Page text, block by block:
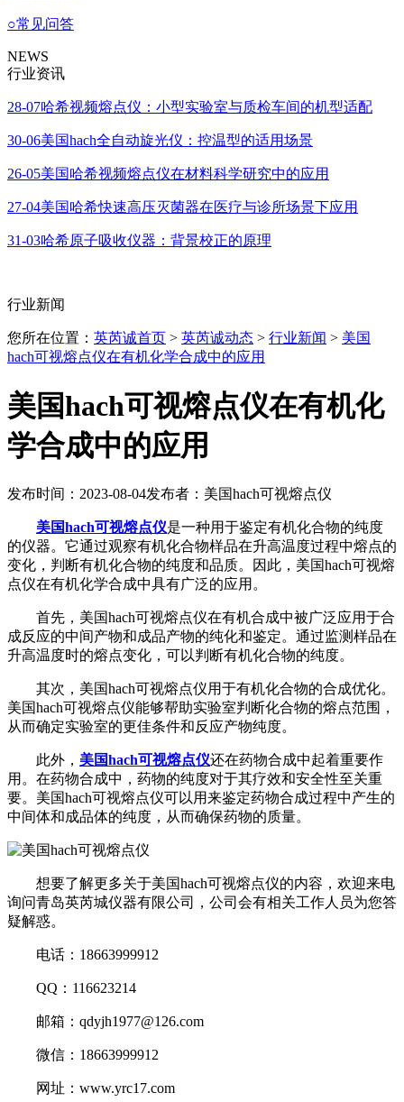
○常见问答
NEWS
行业资讯
28-07哈希视频熔点仪：小型实验室与质检车间的机型适配
30-06美国hach全自动旋光仪：控温型的适用场景
26-05美国哈希视频熔点仪在材料科学研究中的应用
27-04美国哈希快速高压灭菌器在医疗与诊所场景下应用
31-03哈希原子吸收仪器：背景校正的原理
行业新闻
您所在位置： 英芮诚首页 > 英芮诚动态 > 行业新闻 > 美国
hach可视熔点仪在有机化学合成中的应用
美国hach可视熔点仪在有机化
学合成中的应用
发布时间：2023-08-04发布者：美国hach可视熔点仪
美国hach可视熔点仪是一种用于鉴定有机化合物的纯度
的仪器。它通过观察有机化合物样品在升高温度过程中熔点的
变化，判断有机化合物的纯度和品质。因此，美国hach可视熔
点仪在有机化学合成中具有广泛的应用。
首先，美国hach可视熔点仪在有机合成中被广泛应用于合
成反应的中间产物和成品产物的纯化和鉴定。通过监测样品在
升高温度时的熔点变化，可以判断有机化合物的纯度。
其次，美国hach可视熔点仪用于有机化合物的合成优化。
美国hach可视熔点仪能够帮助实验室判断化合物的熔点范围，
从而确定实验室的更佳条件和反应产物纯度。
此外， 美国hach可视熔点仪还在药物合成中起着重要作
用。在药物合成中，药物的纯度对于其疗效和安全性至关重
要。美国hach可视熔点仪可以用来鉴定药物合成过程中产生的
中间体和成品体的纯度，从而确保药物的质量。
想要了解更多关于美国hach可视熔点仪的内容，欢迎来电
询问青岛英芮城仪器有限公司，公司会有相关工作人员为您答
疑解惑。
电话：18663999912
QQ：116623214
邮箱：qdyjh1977@126.com
微信：18663999912
网址：www.yrc17.com